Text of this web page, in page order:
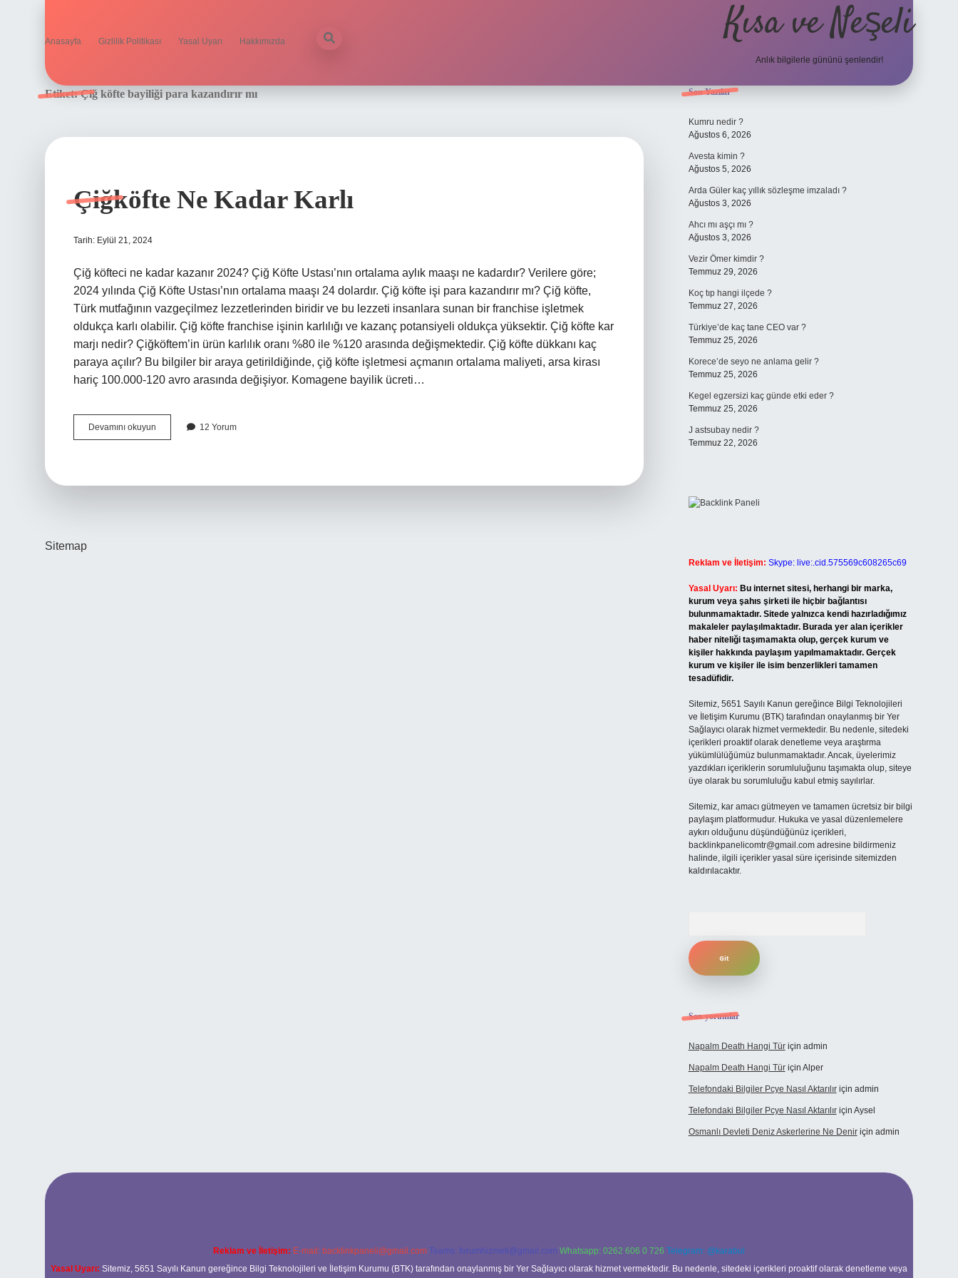
Anasayfa Gizlilik Politikası Yasal Uyarı Hakkımızda Kısa ve Neşeli
Anlık bilgilerle gününü şenlendir!
Etiket:Çiğ köfte bayiliği para kazandırır mı
Çiğköfte Ne Kadar Karlı
Tarih: Eylül 21, 2024
Çiğ köfteci ne kadar kazanır 2024? Çiğ Köfte Ustası’nın ortalama aylık maaşı ne kadardır? Verilere göre;
2024 yılında Çiğ Köfte Ustası’nın ortalama maaşı 24 dolardır. Çiğ köfte işi para kazandırır mı? Çiğ köfte,
Türk mutfağının vazgeçilmez lezzetlerinden biridir ve bu lezzeti insanlara sunan bir franchise işletmek
oldukça karlı olabilir. Çiğ köfte franchise işinin karlılığı ve kazanç potansiyeli oldukça yüksektir. Çiğ köfte kar
marjı nedir? Çiğköftem’in ürün karlılık oranı %80 ile %120 arasında değişmektedir. Çiğ köfte dükkanı kaç
paraya açılır? Bu bilgiler bir araya getirildiğinde, çiğ köfte işletmesi açmanın ortalama maliyeti, arsa kirası
hariç 100.000-120 avro arasında değişiyor. Komagene bayilik ücreti…
Devamını okuyun Çiğköfte
Ne
12 Yorum
Sitemap
Sidebar
Son Yazılar
Kumru nedir ?
Ağustos 6, 2026
Avesta kimin ?
Ağustos 5, 2026
Arda Güler kaç yıllık sözleşme imzaladı ?
Ağustos 3, 2026
Ahcı mı aşçı mı ?
Ağustos 3, 2026
Vezir Ömer kimdir ?
Temmuz 29, 2026
Koç tıp hangi ilçede ?
Temmuz 27, 2026
Türkiye’de kaç tane CEO var ?
Temmuz 25, 2026
Korece’de seyo ne anlama gelir ?
Temmuz 25, 2026
Kegel egzersizi kaç günde etki eder ?
Temmuz 25, 2026
J astsubay nedir ?
Temmuz 22, 2026
Reklam ve İletişim: Skype: live:.cid.575569c608265c69
Yasal Uyarı: Bu internet sitesi, herhangi bir marka,
kurum veya şahıs şirketi ile hiçbir bağlantısı
bulunmamaktadır. Sitede yalnızca kendi hazırladığımız
makaleler paylaşılmaktadır. Burada yer alan içerikler
haber niteliği taşımamakta olup, gerçek kurum ve
kişiler hakkında paylaşım yapılmamaktadır. Gerçek
kurum ve kişiler ile isim benzerlikleri tamamen
tesadüfidir.
Sitemiz, 5651 Sayılı Kanun gereğince Bilgi Teknolojileri
ve İletişim Kurumu (BTK) tarafından onaylanmış bir Yer
Sağlayıcı olarak hizmet vermektedir. Bu nedenle, sitedeki
içerikleri proaktif olarak denetleme veya araştırma
yükümlülüğümüz bulunmamaktadır. Ancak, üyelerimiz
yazdıkları içeriklerin sorumluluğunu taşımakta olup, siteye
üye olarak bu sorumluluğu kabul etmiş sayılırlar.
Sitemiz, kar amacı gütmeyen ve tamamen ücretsiz bir bilgi
paylaşım platformudur. Hukuka ve yasal düzenlemelere
aykırı olduğunu düşündüğünüz içerikleri,
backlinkpanelicomtr@gmail.comadresine bildirmeniz
halinde, ilgili içerikler yasal süre içerisinde sitemizden
kaldırılacaktır.
Son yorumlar
Napalm Death Hangi Türiçin admin
Napalm Death Hangi Türiçin Alper
Telefondaki Bilgiler Pcye Nasıl Aktarılıriçin admin
Telefondaki Bilgiler Pcye Nasıl Aktarılıriçin Aysel
Osmanlı Devleti Deniz Askerlerine Ne Deniriçin admin
Reklam ve İletişim: E-mail: backlinkpaneli@gmail.com Teams: forumhizmeti@gmail.com Whatsapp: 0262 606 0 726 Telegram: @karabul
Yasal Uyarı: Sitemiz, 5651 Sayılı Kanun gereğince Bilgi Teknolojileri ve İletişim Kurumu (BTK) tarafından onaylanmış bir Yer Sağlayıcı olarak hizmet vermektedir. Bu nedenle, sitedeki içerikleri proaktif olarak denetleme veya